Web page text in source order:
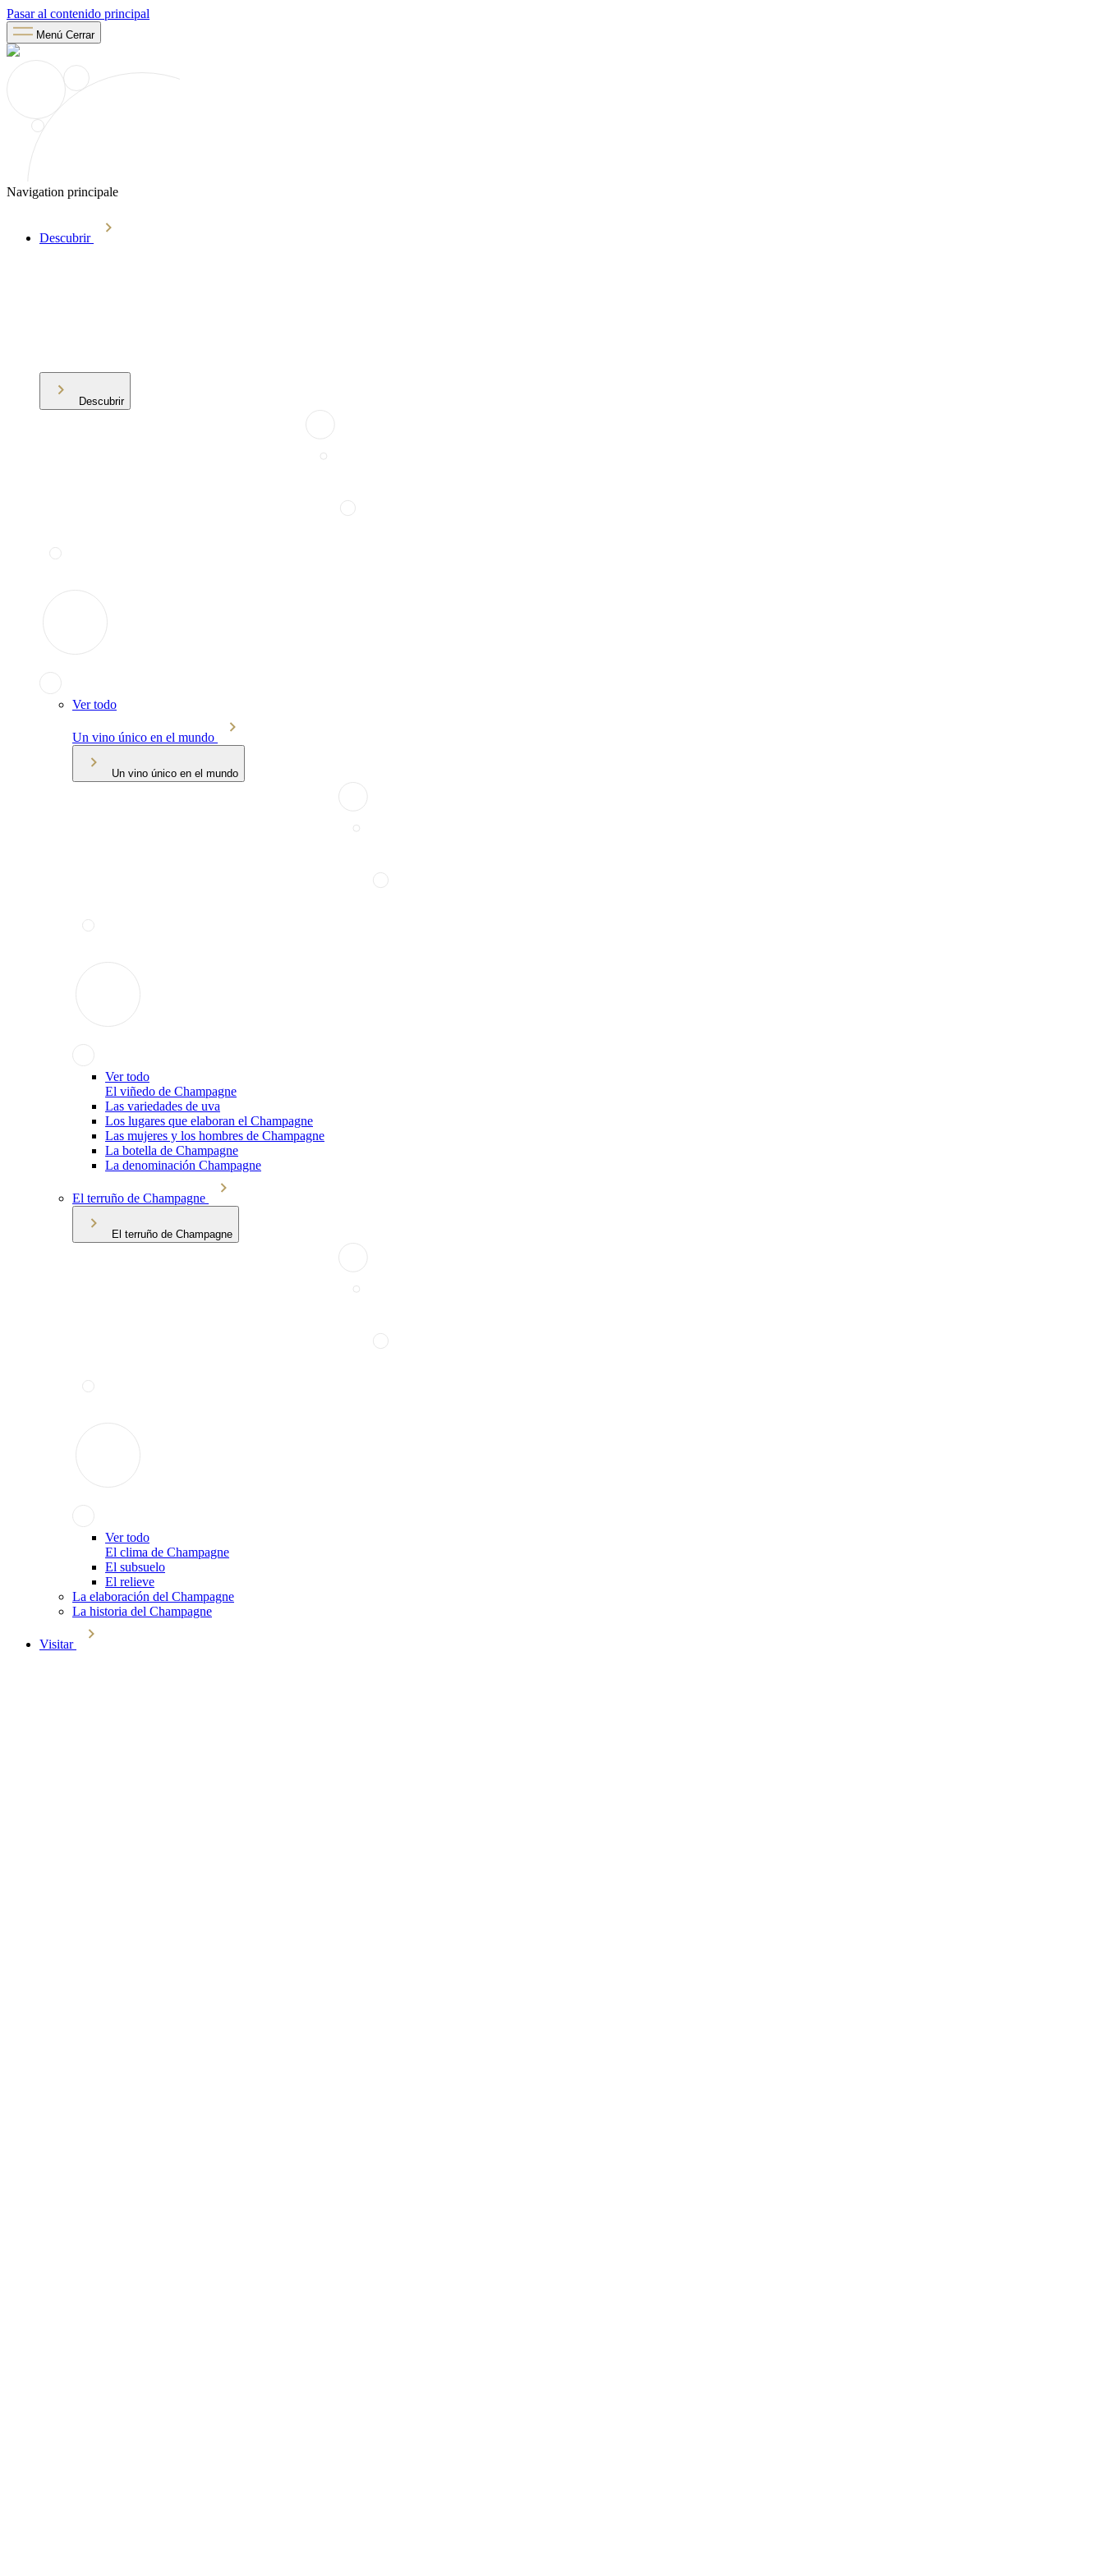
Pasar al contenido principal
Menú Cerrar
Navigation principale
Descubrir
Descubrir
Ver todo
Un vino único en el mundo
Un vino único en el mundo
Ver todo
El viñedo de Champagne
Las variedades de uva
Los lugares que elaboran el Champagne
Las mujeres y los hombres de Champagne
La botella de Champagne
La denominación Champagne
El terruño de Champagne
El terruño de Champagne
Ver todo
El clima de Champagne
El subsuelo
El relieve
La elaboración del Champagne
La historia del Champagne
Visitar